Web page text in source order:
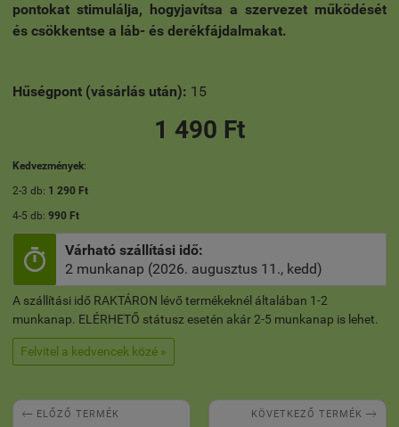
pontokat stimulálja, hogyjavítsa a szervezet működését
és csökkentse a láb- és derékfájdalmakat.
Hűségpont (vásárlás után): 15
1 490 Ft
Kedvezmények:
2-3 db: 1 290 Ft
4-5 db: 990 Ft

Várható szállítási idő:
2 munkanap (2026. augusztus 11., kedd)
A szállítási idő RAKTÁRON lévő termékeknél általában 1-2
munkanap. ELÉRHETŐ státusz esetén akár 2-5 munkanap is lehet.
Felvitel a kedvencek közé »
 ELŐZŐ TERMÉK KÖVETKEZŐ TERMÉK 